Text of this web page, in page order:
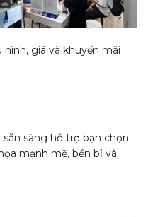
giá và khuyến mãi
sàng hỗ trợ bạn chọn
mạnh mẽ, bền bỉ và